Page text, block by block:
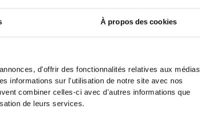
À propos des cookies
d'offrir des fonctionnalités relatives aux médias
informations sur l'utilisation de notre site avec nos
combiner celles-ci avec d'autres informations que
de leurs services.